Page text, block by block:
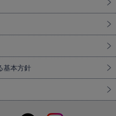
基本方針